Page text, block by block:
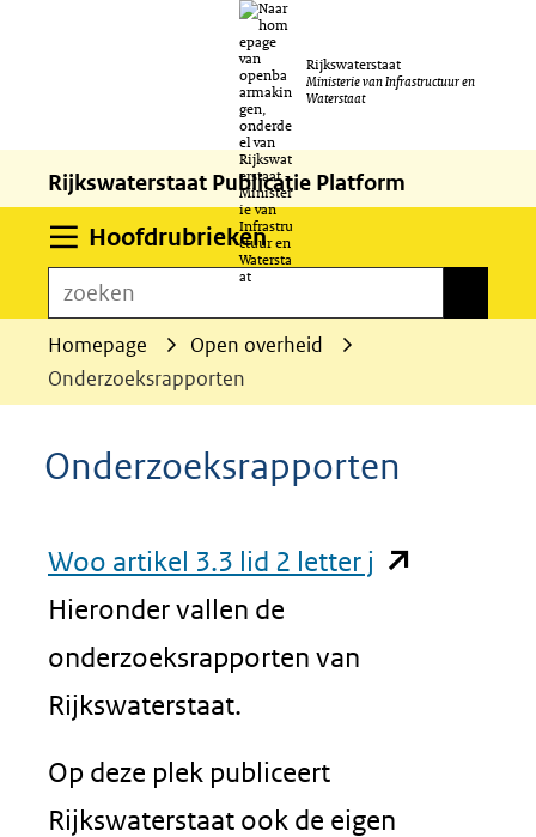
naar
de
inhoud
Rijkswaterstaat
Ministerie van Infrastructuur en
Waterstaat
Rijkswaterstaat Publicatie Platform
HoofdrubriekenUitklappen
zoeken
Homepage
Open overheid
Onderzoeksrapporten
Onderzoeksrapporten
Woo artikel 3.3 lid 2 letter j (opent
Hieronder vallen de
onderzoeksrapporten van
Rijkswaterstaat.
Op deze plek publiceert
Rijkswaterstaat ook de eigen